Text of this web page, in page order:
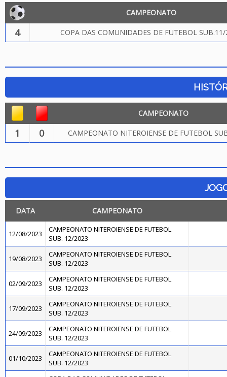
CAMPEONATO
4 COPA DAS COMUNIDADES DE FUTEBOL
CAMPEONATO
1 0 CAMPEONATO NITEROIENSE DE FUTEBOL
DATA CAMPEONATO
12/08/2023
CAMPEONATO NITEROIENSE DE FUTEBOL
SUB. 12/2023
19/08/2023
CAMPEONATO NITEROIENSE DE FUTEBOL
SUB. 12/2023
02/09/2023
CAMPEONATO NITEROIENSE DE FUTEBOL
SUB. 12/2023
17/09/2023
CAMPEONATO NITEROIENSE DE FUTEBOL
SUB. 12/2023
24/09/2023
CAMPEONATO NITEROIENSE DE FUTEBOL
SUB. 12/2023
01/10/2023
CAMPEONATO NITEROIENSE DE FUTEBOL
SUB. 12/2023